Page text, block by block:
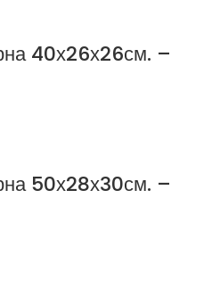
40х26х26см. –
50х28х30см. –